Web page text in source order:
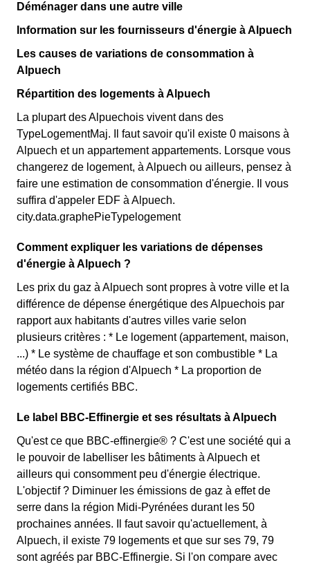
Déménager dans une autre ville
Information sur les fournisseurs d'énergie à Alpuech
Les causes de variations de consommation à
Alpuech
Répartition des logements à Alpuech
La plupart des Alpuechois vivent dans des
TypeLogementMaj. Il faut savoir qu'il existe 0 maisons à
Alpuech et un appartement appartements. Lorsque vous
changerez de logement, à Alpuech ou ailleurs, pensez à
faire une estimation de consommation d'énergie. Il vous
suffira d'appeler EDF à Alpuech.
city.data.graphePieTypelogement
Comment expliquer les variations de dépenses
d'énergie à Alpuech ?
Les prix du gaz à Alpuech sont propres à votre ville et la
différence de dépense énergétique des Alpuechois par
rapport aux habitants d'autres villes varie selon
plusieurs critères : * Le logement (appartement, maison,
...) * Le système de chauffage et son combustible * La
météo dans la région d'Alpuech * La proportion de
logements certifiés BBC.
Le label BBC-Effinergie et ses résultats à Alpuech
Qu'est ce que BBC-effinergie® ? C'est une société qui a
le pouvoir de labelliser les bâtiments à Alpuech et
ailleurs qui consomment peu d'énergie électrique.
L'objectif ? Diminuer les émissions de gaz à effet de
serre dans la région Midi-Pyrénées durant les 50
prochaines années. Il faut savoir qu'actuellement, à
Alpuech, il existe 79 logements et que sur ses 79, 79
sont agréés par BBC-Effinergie. Si l'on compare avec